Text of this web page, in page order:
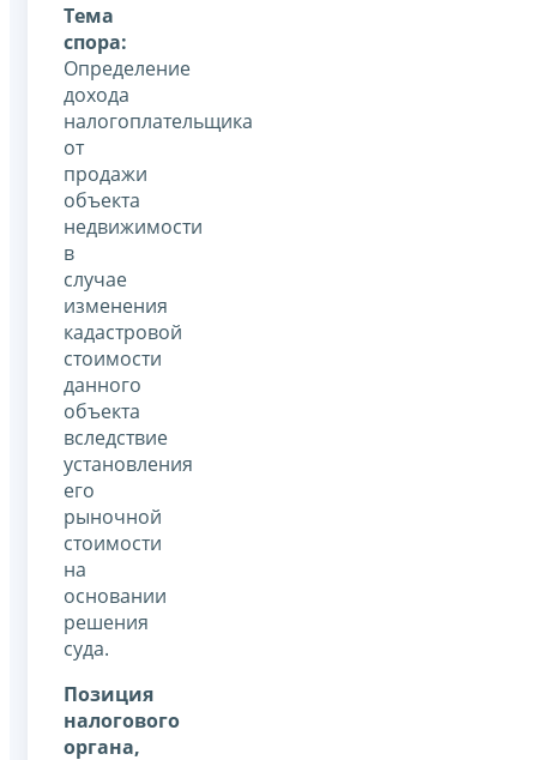
Тема
спора:
Определение
дохода
налогоплательщика
от
продажи
объекта
недвижимости
в
случае
изменения
кадастровой
стоимости
данного
объекта
вследствие
установления
его
рыночной
стоимости
на
основании
решения
суда.
Позиция
налогового
органа,